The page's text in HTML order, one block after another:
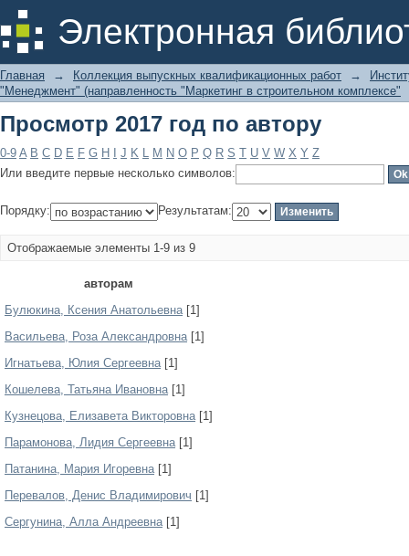
Электронная
Просмотр 2017 год по автору
Главная → Коллекция выпускных квалификационных работ →
"Менеджмент" (направленность "Маркетинг в строительном комплексе"
Просмотр 2017 год по автору
0-9 A B C D E F G H J K L M N O P Q R S T U V W X Y Z
Или введите первые несколько символов:
Порядку: Результатам:
Отображаемые элементы 1-9 из 9
авторам
Булюкина, Ксения Анатольевна[1]
Васильева, Роза Александровна[1]
Игнатьева, Юлия Сергеевна[1]
Кошелева, Татьяна Ивановна[1]
Кузнецова, Елизавета Викторовна[1]
Парамонова, Лидия Сергеевна[1]
Патанина, Мария Игоревна[1]
Перевалов, Денис Владимирович [1]
Сергунина, Алла Андреевна[1]